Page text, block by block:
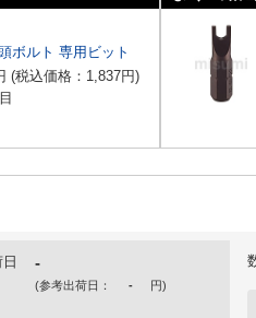
ボルト 専用ビット
(税込価格： 1,837円)
-
(参考出荷日： - 円)